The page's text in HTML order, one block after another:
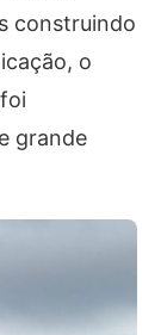
construindo
o
grande